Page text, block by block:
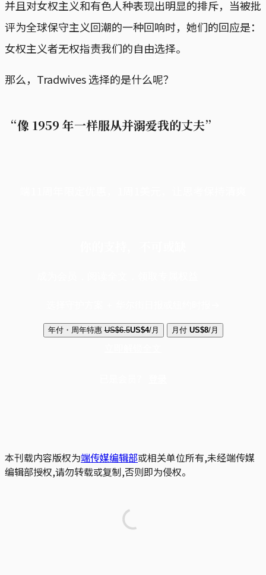
并且对女权主义和有色人种表现出明显的排斥，当被批
评为全球保守主义回潮的一种回响时，她们的回应是：
女权主义者无权指责我们的自由选择。
那么，Tradwives 选择的是什么呢？
“像 1959 年一样服从并溺爱我的丈夫”
年付・周年特惠 US$6.5US$4/月 月付 US$8/月
本刊载内容版权为端传媒编辑部或相关单位所有,未经端传媒
编辑部授权,请勿转载或复制,否则即为侵权。